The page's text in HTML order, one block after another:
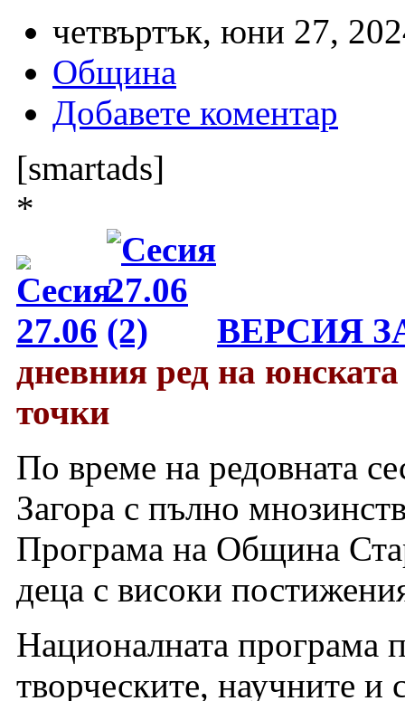
четвъртък, юни 27,
Община
Добавете коментар
[smartads]
*
ВЕРСИЯ
дневния ред на юнската
точки
По време на редовната
Загора с пълно
Програма на Община
деца с високи
Националната програма
творческите, научните и